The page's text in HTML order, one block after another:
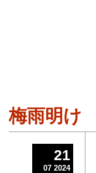
梅雨明け
21
07 2024